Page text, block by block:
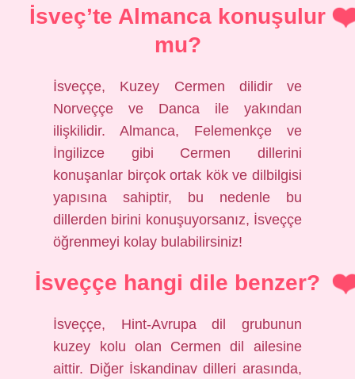
İsveç’te Almanca konuşulur
mu?
İsveççe, Kuzey Cermen dilidir ve
Norveççe ve Danca ile yakından
ilişkilidir. Almanca, Felemenkçe ve
İngilizce gibi Cermen dillerini
konuşanlar birçok ortak kök ve dilbilgisi
yapısına sahiptir, bu nedenle bu
dillerden birini konuşuyorsanız, İsveççe
öğrenmeyi kolay bulabilirsiniz!
İsveççe hangi dile benzer?
İsveççe, Hint-Avrupa dil grubunun
kuzey kolu olan Cermen dil ailesine
aittir. Diğer İskandinav dilleri arasında,